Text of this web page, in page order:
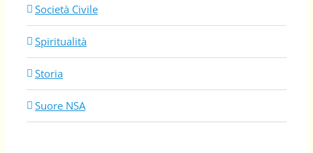
Società Civile
Spiritualità
Storia
Suore NSA